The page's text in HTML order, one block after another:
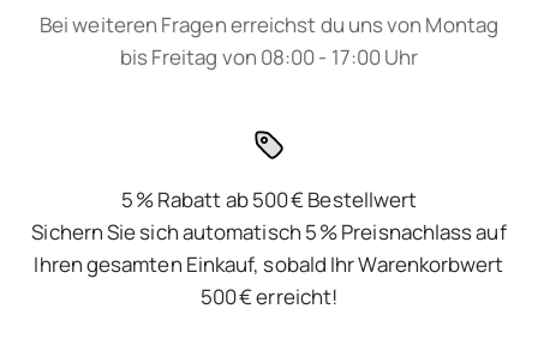
Bei weiteren Fragen erreichst du uns von Montag
bis Freitag von 08:00 - 17:00 Uhr
5 % Rabatt ab 500 € Bestellwert
Sichern Sie sich automatisch 5 % Preisnachlass auf
Ihren gesamten Einkauf, sobald Ihr Warenkorbwert
500 € erreicht!